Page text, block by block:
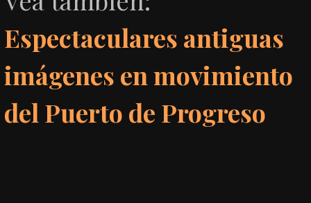
Espectaculares antiguas
imágenes en movimiento
del Puerto de Progreso